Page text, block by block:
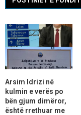
Arsim Idrizi në
kulmin e verës po
bën gjum dimëror,
është rrethuar me